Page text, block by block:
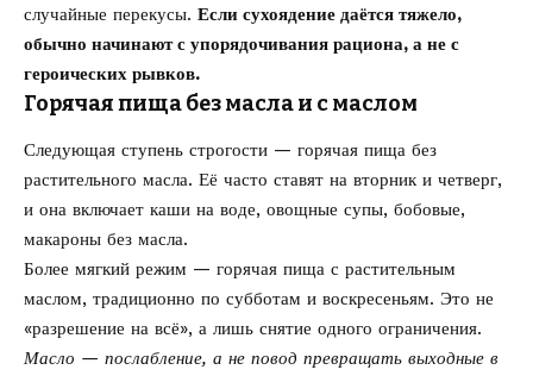
случайные перекусы. Если сухоядение даётся тяжело,
обычно начинают с упорядочивания рациона, а не с
героических рывков.
Горячая пища без масла и с маслом
Следующая ступень строгости — горячая пища без
растительного масла. Её часто ставят на вторник и четверг,
и она включает каши на воде, овощные супы, бобовые,
макароны без масла.
Более мягкий режим — горячая пища с растительным
маслом, традиционно по субботам и воскресеньям. Это не
«разрешение на всё», а лишь снятие одного ограничения.
Масло — послабление, а не повод превращать выходные в